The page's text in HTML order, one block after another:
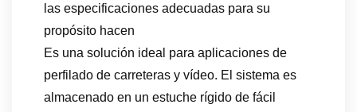
las especificaciones adecuadas para su
propósito hacen
Es una solución ideal para aplicaciones de
perfilado de carreteras y vídeo. El sistema es
almacenado en un estuche rígido de fácil